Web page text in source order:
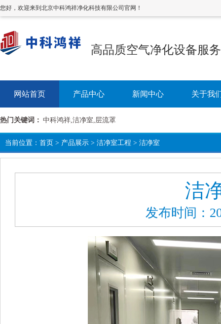
您好，欢迎来到北京中科鸿祥净化科技有限公司官网！
高品质空气净化设备服
网站首页 产品中心 新闻中心 关于我
热门关键词： 中科鸿祥,洁净室,层流罩
当前位置： 首页 > 产品展示 > 洁净室工程 > 洁净室
洁
发布时间：